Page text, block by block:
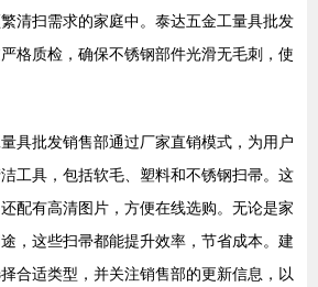
清扫需求的家庭中。泰达五金工量具批发
格质检，确保不锈钢部件光滑无毛刺，使
具批发销售部通过厂家直销模式，为用户
工具，包括软毛、塑料和不锈钢扫帚。这
配有高清图片，方便在线选购。无论是家
，这些扫帚都能提升效率，节省成本。建
合适类型，并关注销售部的更新信息，以